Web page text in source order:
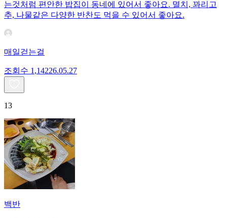
는것처럼 편안한 밥집이 동네에 있어서 좋아요. 멸치, 꽈리고
추, 나물같은 다양한 반찬도 먹을 수 있어서 좋아요.
매일걷는걸
조회수 1,14226.05.27
13
백반